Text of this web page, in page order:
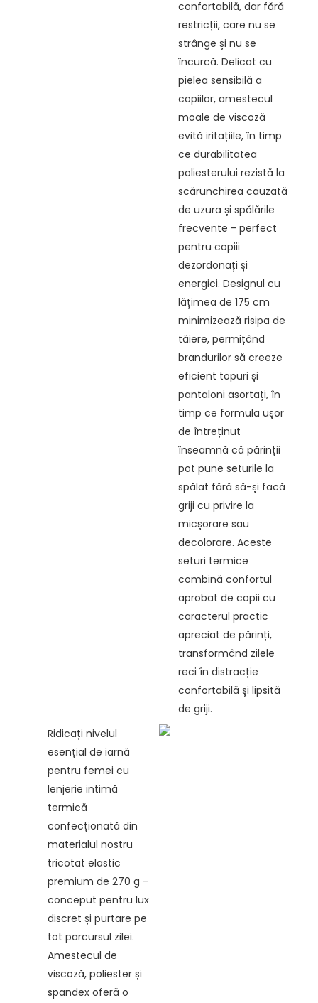
confortabilă, dar fără
restricții, care nu se
strânge și nu se
încurcă. Delicat cu
pielea sensibilă a
copiilor, amestecul
moale de viscoză
evită iritațiile, în timp
ce durabilitatea
poliesterului rezistă la
scărunchirea cauzată
de uzura și spălările
frecvente - perfect
pentru copiii
dezordonați și
energici. Designul cu
lățimea de 175 cm
minimizează risipa de
tăiere, permițând
brandurilor să creeze
eficient topuri și
pantaloni asortați, în
timp ce formula ușor
de întreținut
înseamnă că părinții
pot pune seturile la
spălat fără să-și facă
griji cu privire la
micșorare sau
decolorare. Aceste
seturi termice
combină confortul
aprobat de copii cu
caracterul practic
apreciat de părinți,
transformând zilele
reci în distracție
confortabilă și lipsită
de griji.
Ridicați nivelul
esențial de iarnă
pentru femei cu
lenjerie intimă
termică
confecționată din
materialul nostru
tricotat elastic
premium de 270 g -
conceput pentru lux
discret și purtare pe
tot parcursul zilei.
Amestecul de
viscoză, poliester și
spandex oferă o